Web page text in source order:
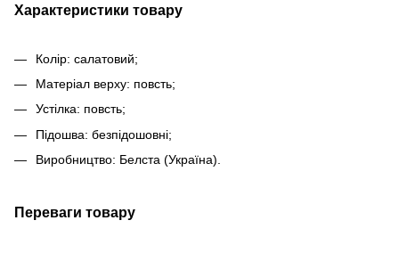
Характеристики товару
Колір: салатовий;
Матеріал верху: повсть;
Устілка: повсть;
Підошва: безпідошовні;
Виробництво: Белста (Україна).
Переваги товару